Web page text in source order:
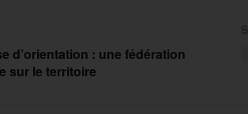
d’orientation : une fédération
sur le territoire